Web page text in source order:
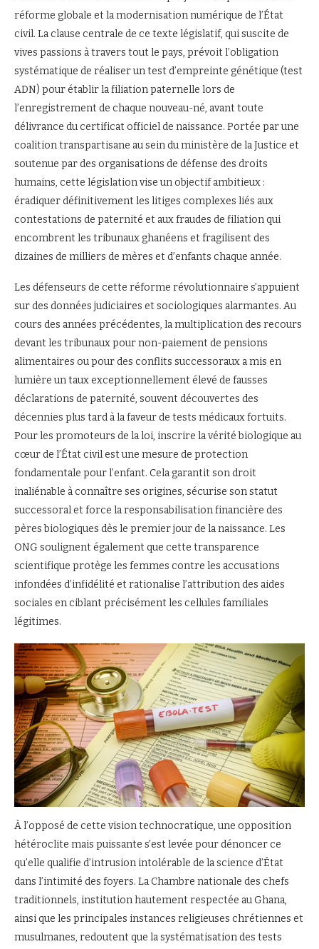
réforme globale et la modernisation numérique de l’État
civil. La clause centrale de ce texte législatif, qui suscite de
vives passions à travers tout le pays, prévoit l’obligation
systématique de réaliser un test d’empreinte génétique (test
ADN) pour établir la filiation paternelle lors de
l’enregistrement de chaque nouveau-né, avant toute
délivrance du certificat officiel de naissance. Portée par une
coalition transpartisane au sein du ministère de la Justice et
soutenue par des organisations de défense des droits
humains, cette législation vise un objectif ambitieux :
éradiquer définitivement les litiges complexes liés aux
contestations de paternité et aux fraudes de filiation qui
encombrent les tribunaux ghanéens et fragilisent des
dizaines de milliers de mères et d’enfants chaque année.
Les défenseurs de cette réforme révolutionnaire s’appuient
sur des données judiciaires et sociologiques alarmantes. Au
cours des années précédentes, la multiplication des recours
devant les tribunaux pour non-paiement de pensions
alimentaires ou pour des conflits successoraux a mis en
lumière un taux exceptionnellement élevé de fausses
déclarations de paternité, souvent découvertes des
décennies plus tard à la faveur de tests médicaux fortuits.
Pour les promoteurs de la loi, inscrire la vérité biologique au
cœur de l’État civil est une mesure de protection
fondamentale pour l’enfant. Cela garantit son droit
inaliénable à connaître ses origines, sécurise son statut
successoral et force la responsabilisation financière des
pères biologiques dès le premier jour de la naissance. Les
ONG soulignent également que cette transparence
scientifique protège les femmes contre les accusations
infondées d’infidélité et rationalise l’attribution des aides
sociales en ciblant précisément les cellules familiales
légitimes.
À l’opposé de cette vision technocratique, une opposition
hétéroclite mais puissante s’est levée pour dénoncer ce
qu’elle qualifie d’intrusion intolérable de la science d’État
dans l’intimité des foyers. La Chambre nationale des chefs
traditionnels, institution hautement respectée au Ghana,
ainsi que les principales instances religieuses chrétiennes et
musulmanes, redoutent que la systématisation des tests